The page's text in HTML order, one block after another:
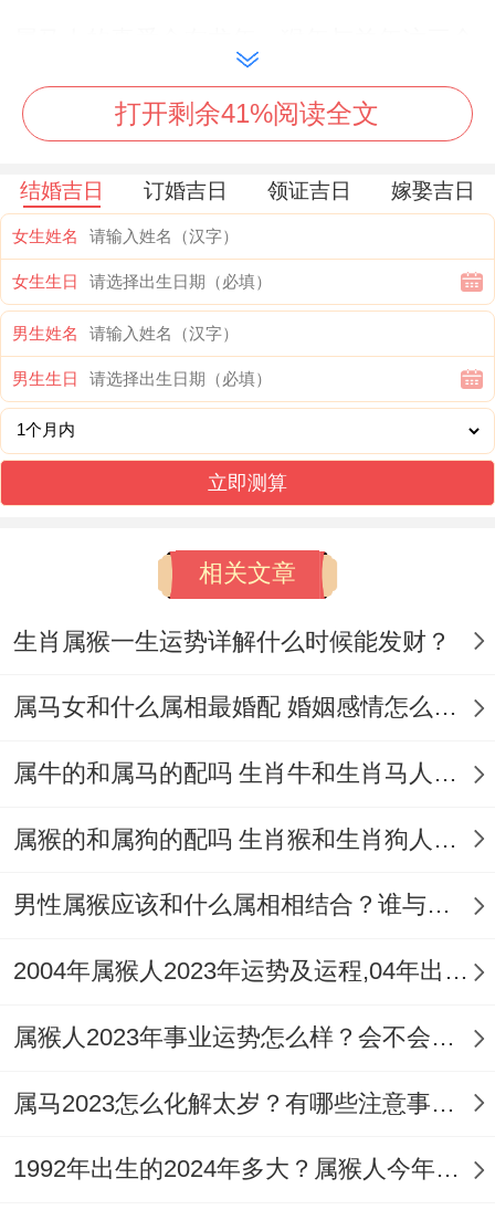
年份...
1、龙年
属马人若是在龙年时期、在这年份内，属马
人能遇到对的哪个人 - 大家都能相互支持跟
彼此激发大家，事业与生活内都能更好提高
成就,也能更好提高到生活特点...
2、猴年
在猴年期间~属马人会充满了聪明才智，有
活力,会遇到很享冒险刺.激,甚至能一起理解
跟宽容,大家都会很谦同，也能更好迎来好的
与兴趣~温暖与善良,与谐与追求生活，能给
稳定关系 - 在婚后日子都能幸福合美满.
属马人在喜欢一个人的时候,都会表现出大男
人主义~会保护对方，会照顾对方，不会让
能满足到自己的需求~甚至能做到强大的后
生活。
打开剩余41%阅读全文
结婚吉日 订婚吉日 领证吉日 嫁娶吉日
女生姓名
女生生日
男生姓名
男生生日
立即测算
相关文章
生肖属猴一生运势详解什么时候能发财？
属马女和什么属相最婚配 婚姻感情怎么样会离婚吗？
属牛的和属马的配吗 生肖牛和生肖马人婚姻相配吗
属猴的和属狗的配吗 生肖猴和生肖狗人婚姻相配吗
​男性属猴应该和什么属相相结合？谁与属猴男属相相合？
2004年属猴人2023年运势及运程,04年出生的19岁生肖猴2023年每月运势详解
属猴人2023年事业运势怎么样？会不会有贵人相助？
属马2023怎么化解太岁？有哪些注意事项？
1992年出生的2024年多大？属猴人今年大有可为